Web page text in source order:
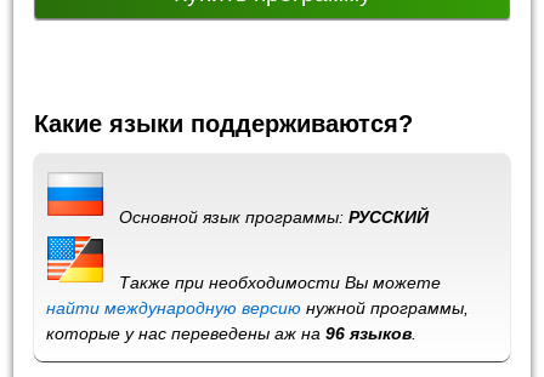
Какие языки поддерживаются?
Основной язык программы:РУССКИЙ
Также при необходимости Вы можете
найти международную версию нужной программы,
которые у нас переведены аж на96 языков.